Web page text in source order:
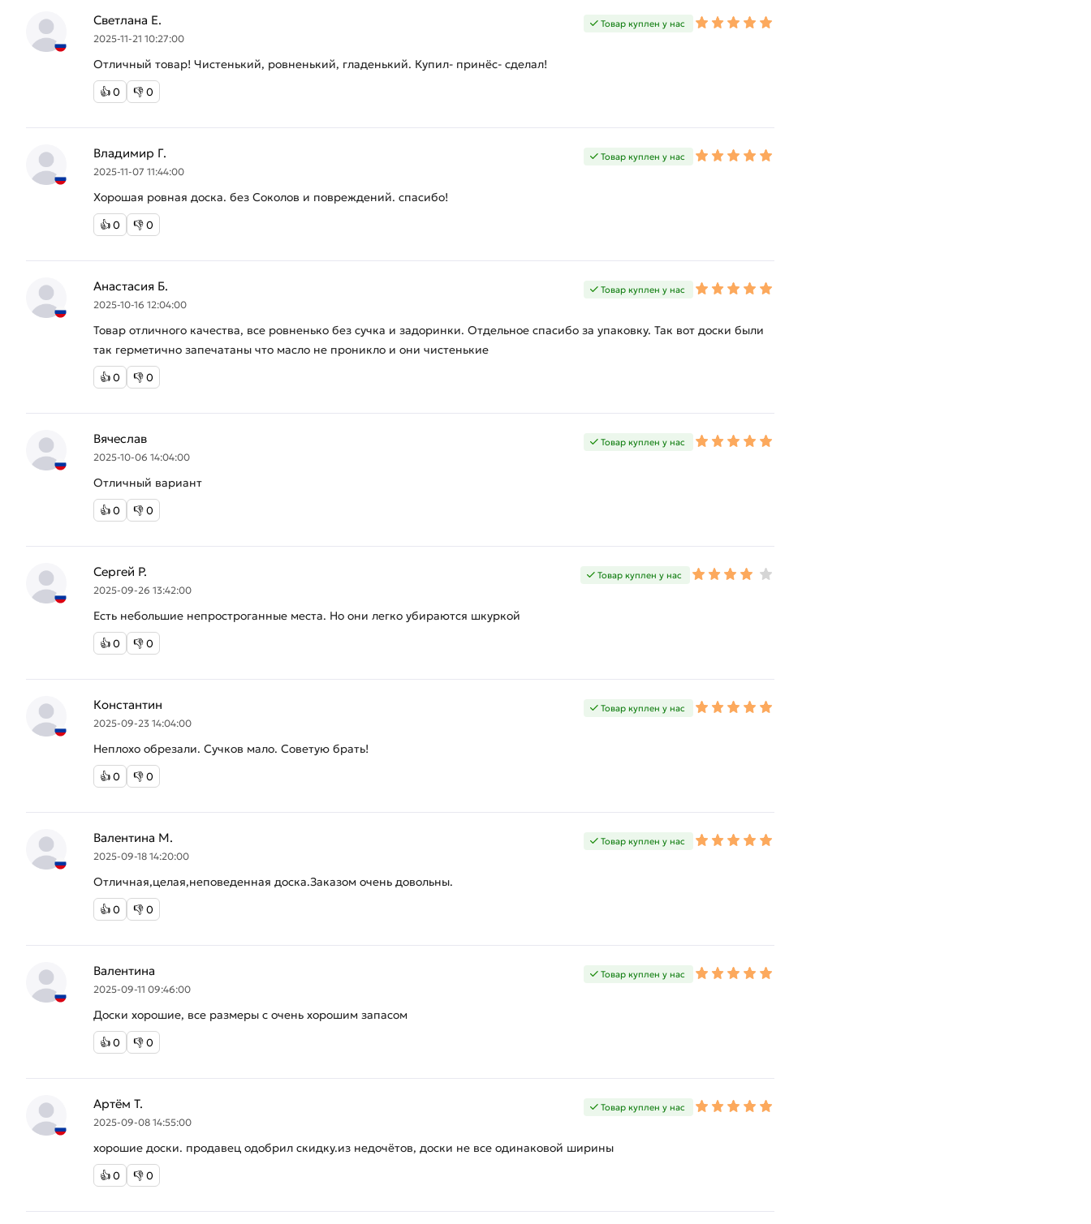
Светлана Е.
2025-11-21 10:27:00
Товар куплен у нас
Отличный товар! Чистенький, ровненький, гладенький. Купил- принёс- сделал!
👍0 👎0
Владимир Г.
2025-11-07 11:44:00
Товар куплен у нас
Хорошая ровная доска. без Соколов и повреждений. спасибо!
👍0 👎0
Анастасия Б.
2025-10-16 12:04:00
Товар куплен у нас
Товар отличного качества, все ровненько без сучка и задоринки. Отдельное спасибо за упаковку. Так вот доски были
так герметично запечатаны что масло не проникло и они чистенькие
👍0 👎0
Вячеслав
2025-10-06 14:04:00
Товар куплен у нас
Отличный вариант
👍0 👎0
Сергей Р.
2025-09-26 13:42:00
Товар куплен у нас
Есть небольшие непростроганные места. Но они легко убираются шкуркой
👍0 👎0
Константин
2025-09-23 14:04:00
Товар куплен у нас
Неплохо обрезали. Сучков мало. Советую брать!
👍0 👎0
Валентина М.
2025-09-18 14:20:00
Товар куплен у нас
Отличная,целая,неповеденная доска.Заказом очень довольны.
👍0 👎0
Валентина
2025-09-11 09:46:00
Товар куплен у нас
Доски хорошие, все размеры с очень хорошим запасом
👍0 👎0
Артём Т.
2025-09-08 14:55:00
Товар куплен у нас
хорошие доски. продавец одобрил скидку.из недочётов, доски не все одинаковой ширины
👍0 👎0